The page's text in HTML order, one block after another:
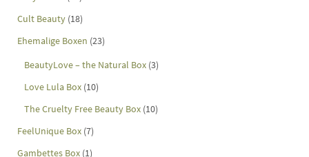
Cult Beauty (18)
Ehemalige Boxen (23)
BeautyLove – the Natural Box (3)
Love Lula Box (10)
The Cruelty Free Beauty Box (10)
FeelUnique Box (7)
Gambettes Box (1)